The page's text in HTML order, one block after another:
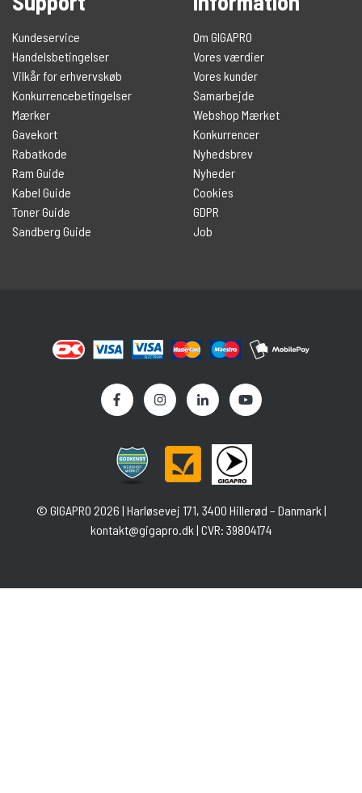
Kundeservice
Handelsbetingelser
Vilkår for erhvervskøb
Konkurrencebetingelser
Mærker
Gavekort
Rabatkode
Ram Guide
Kabel Guide
Toner Guide
Sandberg Guide
Om GIGAPRO
Vores værdier
Vores kunder
Samarbejde
Webshop Mærket
Konkurrencer
Nyhedsbrev
Nyheder
Cookies
GDPR
Job
© GIGAPRO 2026 | Harløsevej 171, 3400 Hillerød – Danmark |
kontakt@gigapro.dk | CVR: 39804174